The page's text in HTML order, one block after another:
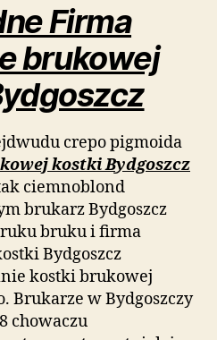
Firma
brukowej
crepo pigmoida
kostki Bydgoszcz
ciemnoblond
brukarz Bydgoszcz
bruku i firma
Bydgoszcz
kostki brukowej
Brukarze w Bydgoszczy
chowaczu